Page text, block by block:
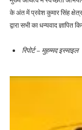
के अंत में प्रवेश कुमार सिंह
द्वारा सभी का धन्यवाद ज्ञापित
रिपोर्ट – मुहम्मद इस्माइल